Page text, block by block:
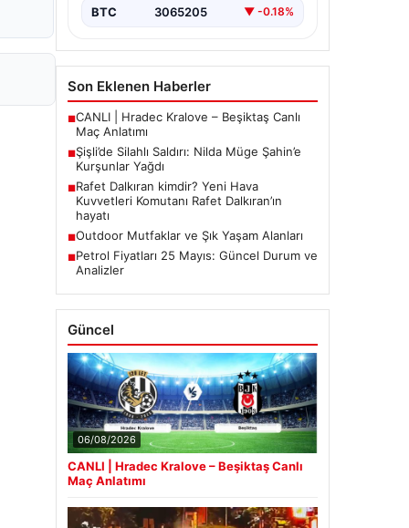
BTC 3065205 ▼ -0.18%
Son Eklenen Haberler
■CANLI | Hradec Kralove – Beşiktaş Canlı
Maç Anlatımı
■Şişli’de Silahlı Saldırı: Nilda Müge Şahin’e
Kurşunlar Yağdı
■Rafet Dalkıran kimdir? Yeni Hava
Kuvvetleri Komutanı Rafet Dalkıran’ın
hayatı
■Outdoor Mutfaklar ve Şık Yaşam Alanları
■Petrol Fiyatları 25 Mayıs: Güncel Durum ve
Analizler
Güncel
06/08/2026
CANLI | Hradec Kralove – Beşiktaş Canlı
Maç Anlatımı